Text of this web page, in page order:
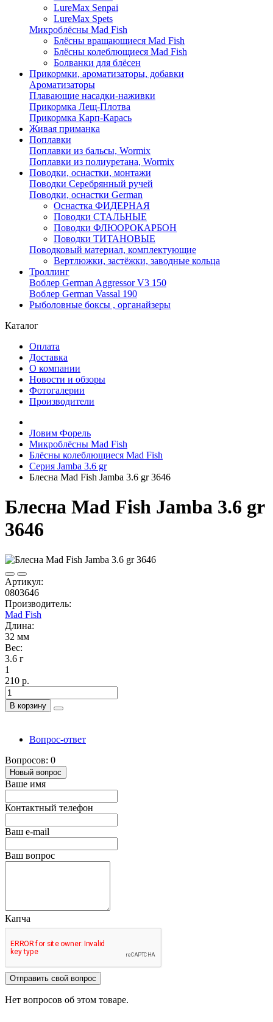
LureMax Senpai
LureMax Spets
Микроблёсны Mad Fish
Блёсны вращающиеся Mad Fish
Блёсны колеблющиеся Mad Fish
Болванки для блёсен
Прикормки, ароматизаторы, добавки
Ароматизаторы
Плавающие насадки-наживки
Прикормка Лещ-Плотва
Прикормка Карп-Карась
Живая приманка
Поплавки
Поплавки из бальсы, Wormix
Поплавки из полиуретана, Wormix
Поводки, оснастки, монтажи
Поводки Серебрянный ручей
Поводки, оснастки German
Оснастка ФИДЕРНАЯ
Поводки СТАЛЬНЫЕ
Поводки ФЛЮОРОКАРБОН
Поводки ТИТАНОВЫЕ
Поводковый материал, комплектующие
Вертлюжки, застёжки, заводные кольца
Троллинг
Воблер German Aggressor V3 150
Воблер German Vassal 190
Рыболовные боксы , органайзеры
Каталог
Оплата
Доставка
О компании
Новости и обзоры
Фотогалерии
Производители
Ловим Форель
Микроблёсны Mad Fish
Блёсны колеблющиеся Mad Fish
Серия Jamba 3.6 gr
Блесна Mad Fish Jamba 3.6 gr 3646
Блесна Mad Fish Jamba 3.6 gr
3646
Артикул:
0803646
Производитель:
Mad Fish
Длина:
32 мм
Вес:
3.6 г
1
210 р.
В корзину
Вопрос-ответ
Вопросов: 0
Новый вопрос
Ваше имя
Контактный телефон
Ваш e-mail
Ваш вопрос
Капча
Отправить свой вопрос
Нет вопросов об этом товаре.